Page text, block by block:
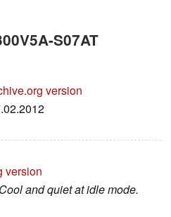
S07AT
version
version
and quiet at idle mode.